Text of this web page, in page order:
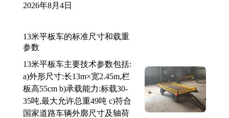
2026年8月4日
13米平板车的标准尺寸和载重
参数
13米平板车主要技术参数包括:
a)外形尺寸:长13m×宽2.45m,栏
板高55cm b)承载能力:标载30-
35吨,最大允许总重49吨 c)符合
国家道路车辆外廓尺寸及轴荷